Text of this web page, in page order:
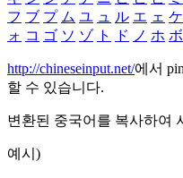
フ ブ プ ム ユ ュ ル エ ェ ケ
ォ コ ゴ ソ ゾ ト ド ノ ホ ボ
http://chineseinput.net/에서
할 수 있습니다.
변환된 중국어를 복사하여
예시)